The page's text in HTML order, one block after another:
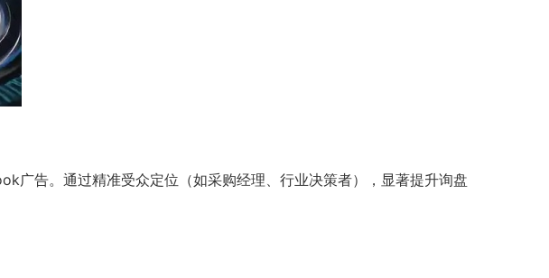
广告。通过精准受众定位（如采购经理、行业决策者），显著提升询盘